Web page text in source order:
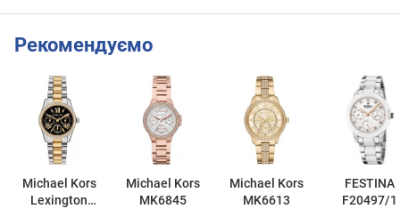
Рекомендуємо
Michael Kors
Lexington
Michael Kors
MK6845
Michael Kors
MK6613
FESTINA
F20497/1